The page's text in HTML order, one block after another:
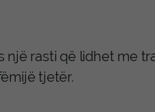
rasti që lidhet me
tjetër.